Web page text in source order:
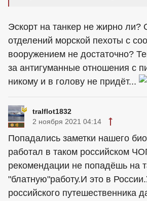
Эскорт на танкер не жирно ли?
отделений морской пехоты с
вооружением не достаточно?
за антигуманные отношения с
никому и в голову не придёт...
tralflot1832
2 ноября 2021 04:14
Попадались заметки нашего
работал в таком российском
рекомендации не попадёшь на
"блатную"работу.И это в
российского путешественника